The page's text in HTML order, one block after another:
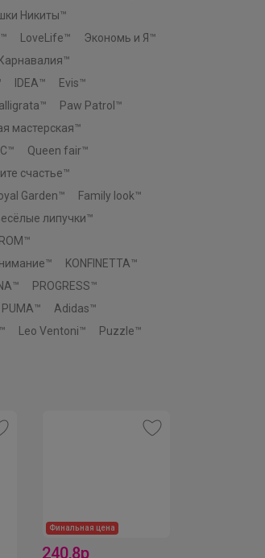
Никиты™
LoveLife™
Экономь и Я™
IDEA™
Evis™
Paw Patrol™
мастерская™
Queen fair™
счастье™
Garden™
Family look™
липучки™
KONFINETTA™
PROGRESS™
PUMA™
Adidas™
Leo Ventoni™
Puzzle™
Финальная цена
240,8р